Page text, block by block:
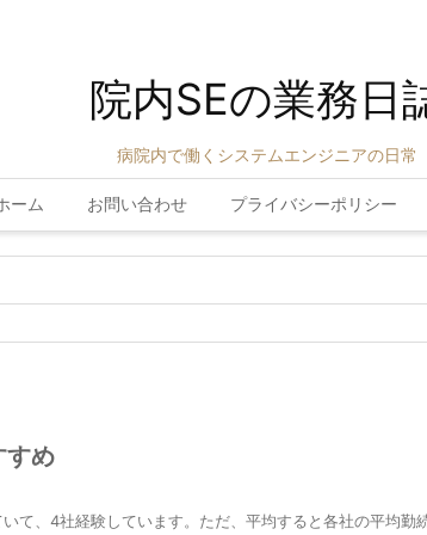
院内SEの業務日
病院内で働くシステムエンジニアの日常
ーム お問い合わせ プライバシーポリシー
すめ
て、4社経験しています。ただ、平均すると各社の平均勤